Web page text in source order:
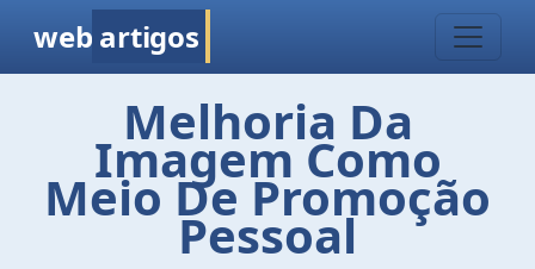
web artigos
Melhoria Da
Imagem Como
Meio De Promoção
Pessoal